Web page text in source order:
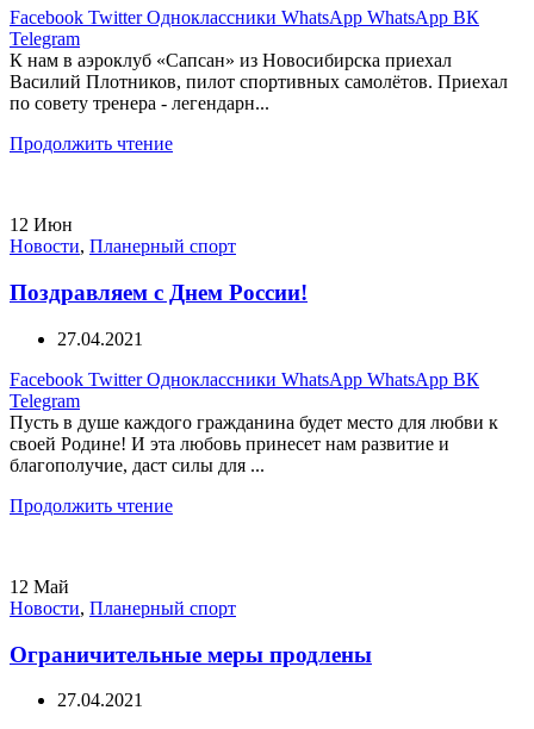
Facebook Twitter Одноклассники WhatsApp WhatsApp ВК
Telegram
К нам в аэроклуб «Сапсан» из Новосибирска приехал
Василий Плотников, пилот спортивных самолётов. Приехал
по совету тренера - легендарн...
Продолжить чтение
12 Июн
Новости, Планерный спорт
Поздравляем с Днем России!
27.04.2021
Facebook Twitter Одноклассники WhatsApp WhatsApp ВК
Telegram
Пусть в душе каждого гражданина будет место для любви к
своей Родине! И эта любовь принесет нам развитие и
благополучие, даст силы для ...
Продолжить чтение
12 Май
Новости, Планерный спорт
Ограничительные меры продлены
27.04.2021